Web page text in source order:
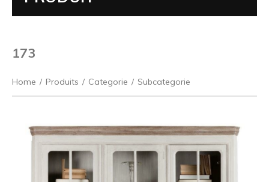
173
Home / Produits / Categorie / Subcategorie